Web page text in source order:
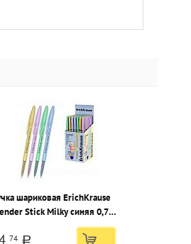
шариковая ErichKrause
Stick Milky синяя 0,7
ассорти круглый корпус,
покрытие,
74 a